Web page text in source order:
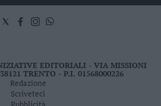
EDITORIALI - VIA MISSIONI
TRENTO - P.I. 01568000226
Redazione
Scriveteci